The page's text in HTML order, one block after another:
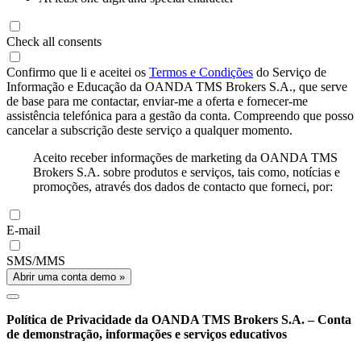
Check all consents
Confirmo que li e aceitei os Termos e Condições do Serviço de
Informação e Educação da OANDA TMS Brokers S.A., que serve
de base para me contactar, enviar-me a oferta e fornecer-me
assistência telefónica para a gestão da conta. Compreendo que posso
cancelar a subscrição deste serviço a qualquer momento.
Aceito receber informações de marketing da OANDA TMS
Brokers S.A. sobre produtos e serviços, tais como, notícias e
promoções, através dos dados de contacto que forneci, por:
E-mail
SMS/MMS
Abrir uma conta demo »
Política de Privacidade da OANDA TMS Brokers S.A. – Conta
de demonstração, informações e serviços educativos